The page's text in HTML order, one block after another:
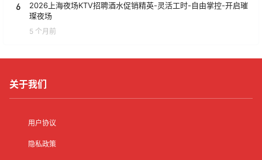
6
2026上海夜场KTV招聘酒水促销精英-灵活工时-自由掌控-开启璀
璨夜场
5 个月前
关于我们
用户协议
隐私政策